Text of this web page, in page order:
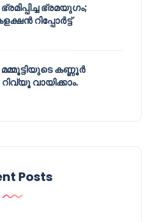
ഭ്രമയുഗം;
റിപ്പോർട്ട്
മമ്മൂട്ടിയുടെ കണ്ണൂർ
വായിക്കാം.
Posts